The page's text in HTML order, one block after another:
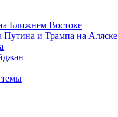
Ближнем Востоке
Путина и Трампа на Аляске
темы